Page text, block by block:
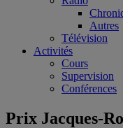
Autres
Télévision
Activités
Cours
Supervision
Conférences
Prix Jacques-